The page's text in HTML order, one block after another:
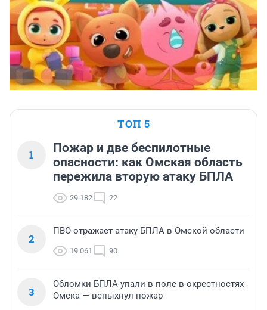
ТОП 5
1
Пожар и две беспилотные
опасности: как Омская область
пережила вторую атаку БПЛА
29 182 22
2
ПВО отражает атаку БПЛА в Омской области
19 061 90
3
Обломки БПЛА упали в поле в окрестностях
Омска — вспыхнул пожар